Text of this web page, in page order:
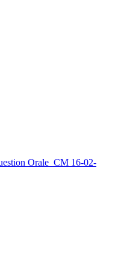
Orale_CM 16-02-